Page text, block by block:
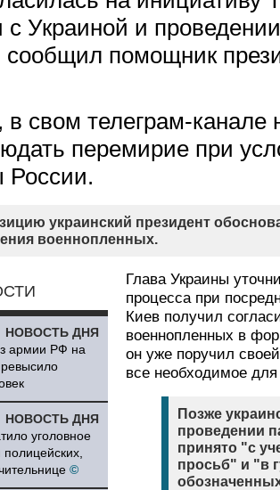
с Украиной и
сообщил помощник
в свом телеграм-канале
перемирие при
России.
украинский президент
военнопленных.
НОВОСТЬ ДНЯ
армии РФ на
НОВОСТЬ ДНЯ
уголовное
©
Глава Украины
процесса при
Киев получил
военнопленных в
он уже поручил
все необходимое
Позже
проведении
принято "с
просьб" и "в